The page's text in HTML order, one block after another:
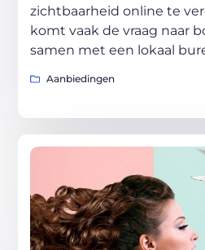
zichtbaarheid online te
komt vaak de vraag naar
samen met een lokaal
Aanbiedingen